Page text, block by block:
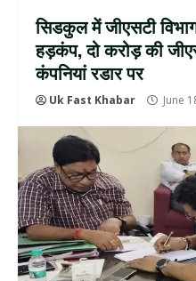
सिडकुल में जीएसटी
हड़कंप, दो करोड़ की
कंपनियां रडार पर
Uk Fast Khabar June